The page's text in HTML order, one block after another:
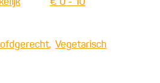
€ 0 - 10
Vegetarisch